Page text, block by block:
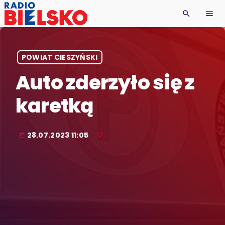
search menu
POWIAT CIESZYŃSKI
Auto zderzyło się z
karetką
today 28.07.2023 11:05